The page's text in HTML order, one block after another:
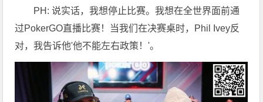
PH: 说实话，我想停止比赛。我想在全世界面前通
过PokerGO直播比赛！当我们在决赛桌时，Phil Ivey反
对，我告诉他'他不能左右政策！'。